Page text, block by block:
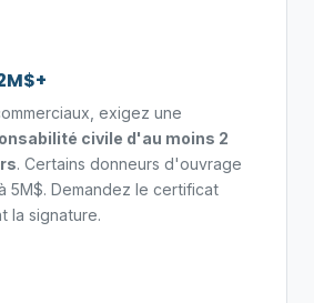
exigez une
civile d'au moins 2
. Certains donneurs d'ouvrage
5M$. Demandez le certificat
la signature.